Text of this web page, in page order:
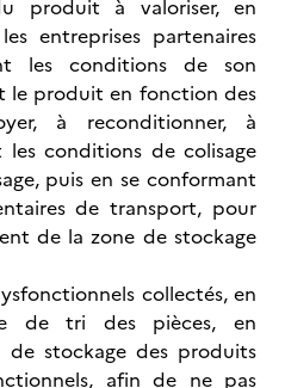
produit à valoriser, en
entreprises partenaires
les conditions de son
le produit en fonction des
à reconditionner, à
les conditions de colisage
puis en se conformant
de transport, pour
de la zone de stockage
collectés, en
de tri des pièces, en
stockage des produits
afin de ne pas